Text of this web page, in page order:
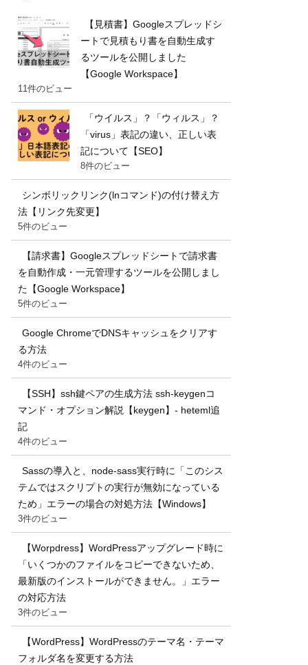
【見積書】Googleスプレッドシ
ートで見積もり書を自動生成す
るツールを公開しました
【Google Workspace】
11件のビュー
「ウイルス」？「ウィルス」？
「virus」表記の違い、正しい表
記について【SEO】
8件のビュー
シンボリックリンク(lnコマンド)の付け替え方
法【リンク先変更】
5件のビュー
【請求書】Googleスプレッドシートで請求書
を自動作成・一元管理するツールを公開しまし
た【Google Workspace】
5件のビュー
Google ChromeでDNSキャッシュをクリアす
る方法
4件のビュー
【SSH】ssh鍵ペアの生成方法 ssh-keygenコ
マンド・オプション解説【keygen】- heteml追
記
4件のビュー
Sassの導入と、node-sass実行時に「このシス
テムではスクリプトの実行が無効になっている
ため」エラーの場合の対処方法【Windows】
3件のビュー
【Worpdress】WordPressアップグレード時に
「いくつかのファイルをコピーできないため、
最新版のインストールができません。」エラー
の対応方法
3件のビュー
【WordPress】WordPressのテーマ名・テーマ
フォルダ名を変更する方法